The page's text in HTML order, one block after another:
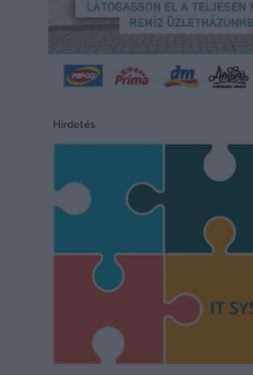
Hirdetés